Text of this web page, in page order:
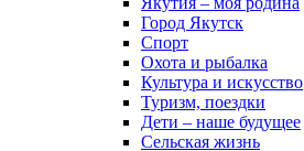
Город Якутск
Спорт
Охота и рыбалка
Культура и искусство
Туризм, поездки
Дети – наше будущее
Сельская жизнь